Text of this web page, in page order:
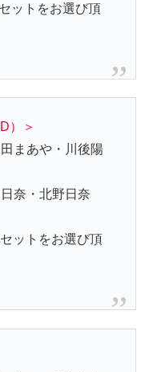
ットをお選び頂
）＞
まあや・川後陽
奈・北野日奈
ットをお選び頂